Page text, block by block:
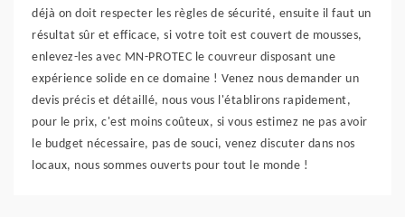
déjà on doit respecter les règles de sécurité, ensuite il faut un
résultat sûr et efficace, si votre toit est couvert de mousses,
enlevez-les avec MN-PROTEC le couvreur disposant une
expérience solide en ce domaine ! Venez nous demander un
devis précis et détaillé, nous vous l'établirons rapidement,
pour le prix, c'est moins coûteux, si vous estimez ne pas avoir
le budget nécessaire, pas de souci, venez discuter dans nos
locaux, nous sommes ouverts pour tout le monde !